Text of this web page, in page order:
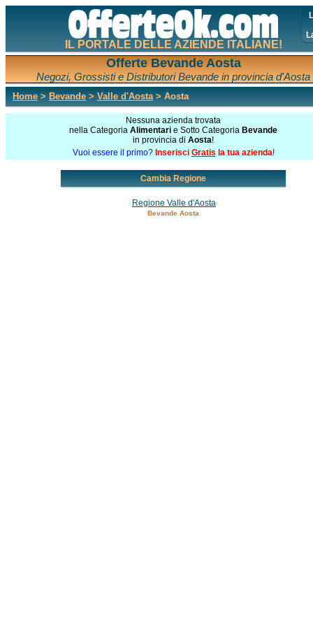
IL PORTALE DELLE AZIENDE ITALIANE!
Offerte Bevande Aosta
Negozi, Grossisti e Distributori Bevande in provincia d'Aosta
Home > Bevande > Valle d'Aosta> Aosta
Nessuna azienda trovata
nella Categoria Alimentari e Sotto Categoria Bevande
in provincia di Aosta!
Vuoi essere il primo? Inserisci Gratis la tua azienda!
Cambia Regione
Regione Valle d'Aosta
Bevande Aosta